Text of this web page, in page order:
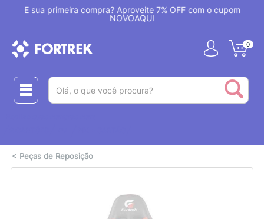
É sua primeira compra? Aproveite 7% OFF com o cupom
NOVOAQUI
0
< Peças de Reposição